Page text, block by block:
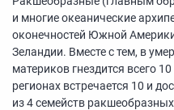
и многие океанические
оконечностей Южной
Зеландии. Вместе с тем, в
материков гнездится всего
регионах встречается 10 и
из 4 семейств